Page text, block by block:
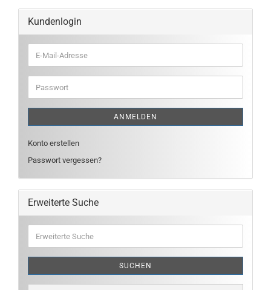
Kundenlogin
E-
Mail-
Adresse
Passwort
ANMELDEN
Konto erstellen
Passwort vergessen?
Erweiterte Suche
Suche
SUCHEN